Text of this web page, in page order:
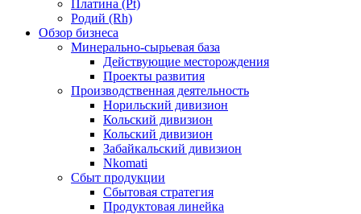
Платина (Pt)
Родий (Rh)
Обзор бизнеса
Минерально-сырьевая база
Действующие месторождения
Проекты развития
Производственная деятельность
Норильский дивизион
Кольский дивизион
Кольский дивизион
Забайкальский дивизион
Nkomati
Сбыт продукции
Сбытовая стратегия
Продуктовая линейка